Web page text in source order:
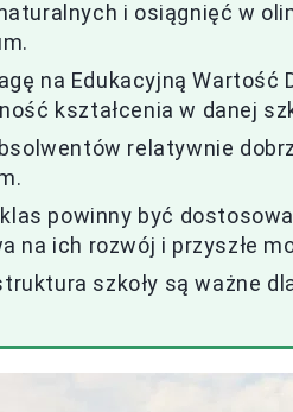
i osiągnięć w
na Edukacyjną Wartość
kształcenia w danej
relatywnie
powinny być
na ich rozwój i przyszłe
szkoły są ważne